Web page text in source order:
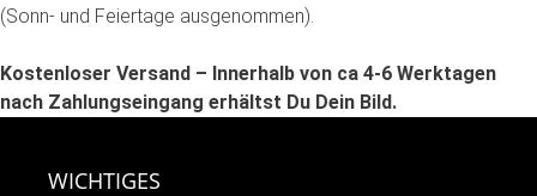
(Sonn- und Feiertage ausgenommen).
Kostenloser Versand – Innerhalb von ca 4-6 Werktagen
nach Zahlungseingang erhältst Du Dein Bild.
WICHTIGES